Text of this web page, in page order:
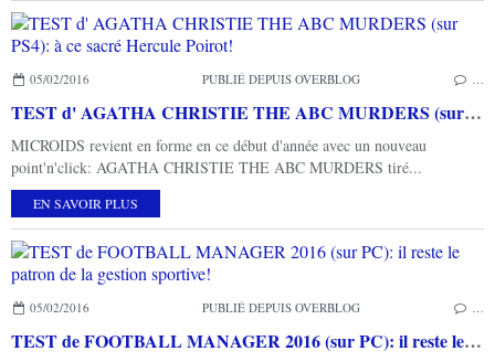
05/02/2016 PUBLIÉ DEPUIS OVERBLOG …
TEST d' AGATHA CHRISTIE THE ABC MURDERS (sur PS4): à ce sacré Hercule Poirot!
MICROIDS revient en forme en ce début d'année avec un nouveau
point'n'click: AGATHA CHRISTIE THE ABC MURDERS tiré...
EN SAVOIR PLUS
05/02/2016 PUBLIÉ DEPUIS OVERBLOG …
TEST de FOOTBALL MANAGER 2016 (sur PC): il reste le patron de la gestion sportive!